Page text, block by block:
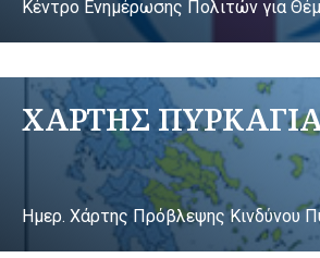
Κέντρο Ενημέρωσης Πολιτών για
ΧΑΡΤΗΣ
Ημερ. Χάρτης Πρόβλεψης Κινδύνου